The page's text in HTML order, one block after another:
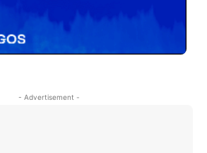
- Advertisement -